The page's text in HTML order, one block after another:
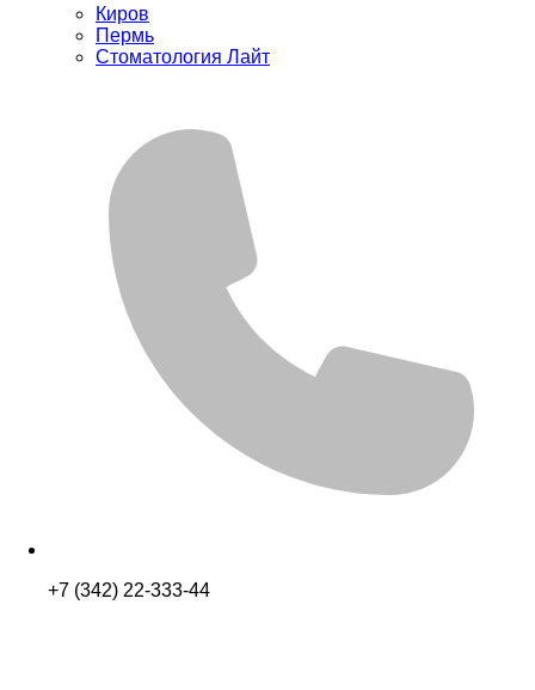
Киров
Пермь
Стоматология Лайт
+7 (342) 22-333-44